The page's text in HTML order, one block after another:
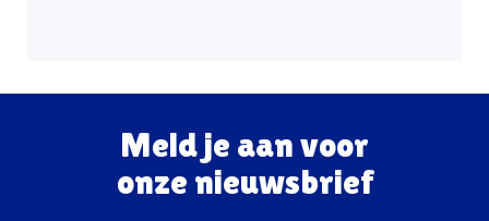
Meld je aan voor
onze nieuwsbrief